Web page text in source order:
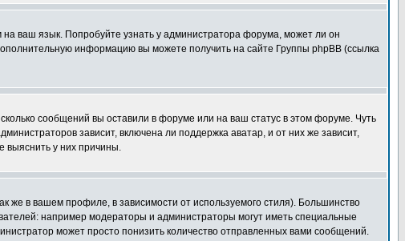
ваш язык. Попробуйте узнать у администратора форума, может ли он
информацию вы можете получить на сайте Группы phpBB (ссылка
сообщений вы оставили в форуме или на ваш статус в этом форуме. Чуть
зависит, включена ли поддержка аватар, и от них же зависит,
выяснить у них причины.
в вашем профиле, в зависимости от используемого стиля). Большинство
например модераторы и администраторы могут иметь специальные
может просто понизить количество отправленных вами сообщений.